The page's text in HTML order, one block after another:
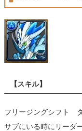
【スキル】
フリージングシフト
サブにいる時にリーダ